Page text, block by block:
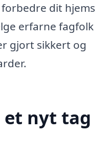
dit hjems
erfarne fagfolk
gjort sikkert og
et nyt tag